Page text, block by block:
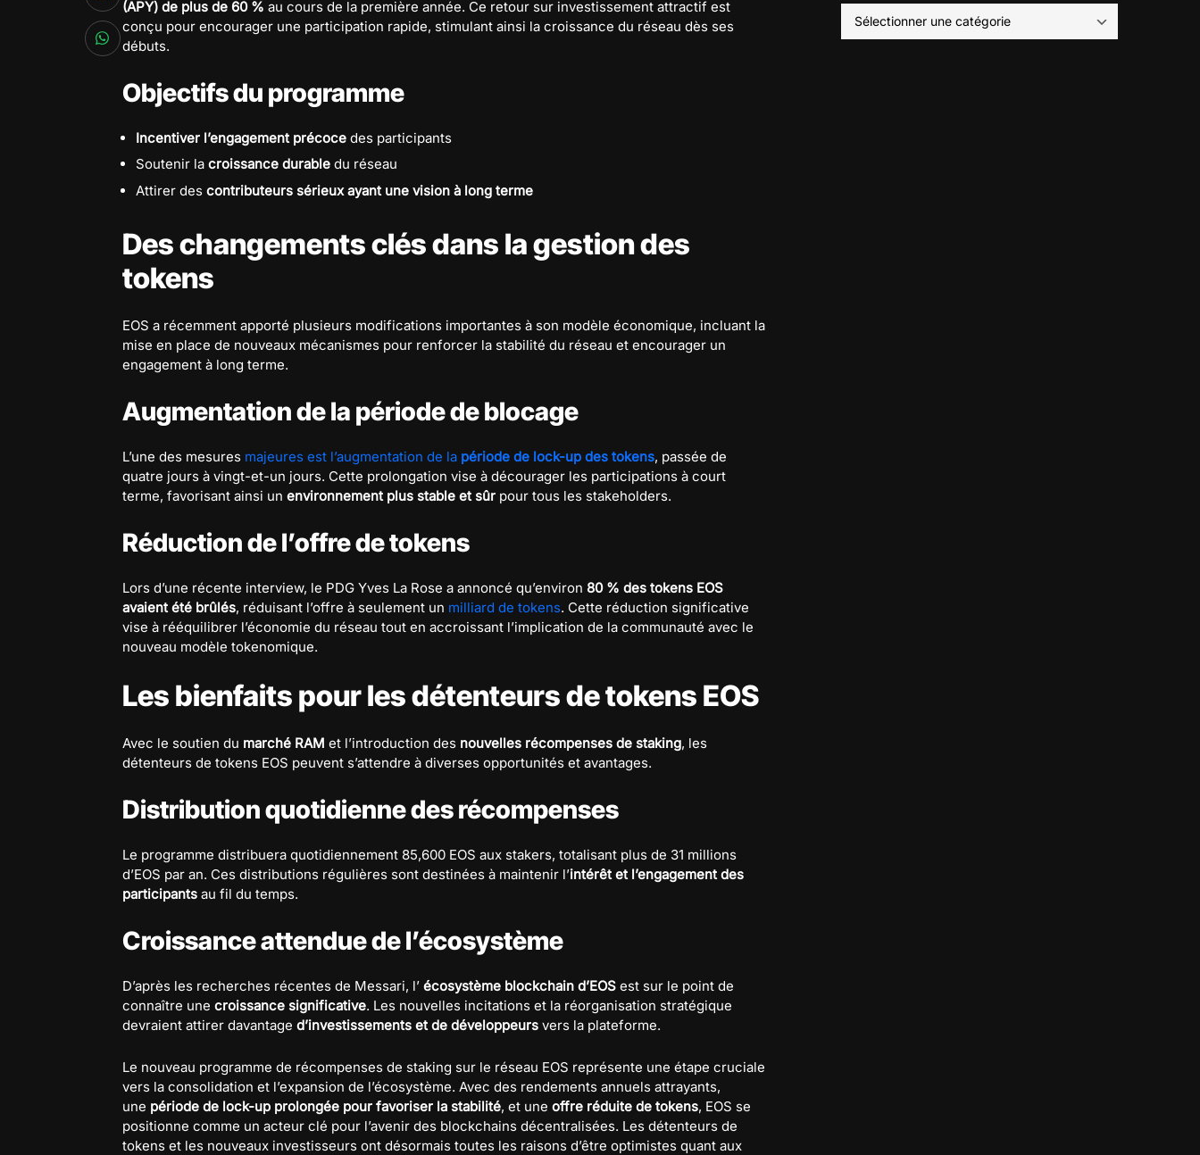
(APY) de plus de 60 % au cours de la première année. Ce retour sur investissement attractif est
conçu pour encourager une participation rapide, stimulant ainsi la croissance du réseau dès ses
débuts.
Objectifs du programme
Incentiver l’engagement précoce des participants
Soutenir la croissance durable du réseau
Attirer des contributeurs sérieux ayant une vision à long terme
Des changements clés dans la gestion des
tokens
EOS a récemment apporté plusieurs modifications importantes à son modèle économique, incluant la
mise en place de nouveaux mécanismes pour renforcer la stabilité du réseau et encourager un
engagement à long terme.
Augmentation de la période de blocage
L’une des mesures majeures est l’augmentation de la période de lock-up des tokens, passée de
quatre jours à vingt-et-un jours. Cette prolongation vise à décourager les participations à court
terme, favorisant ainsi un environnement plus stable et sûr pour tous les stakeholders.
Réduction de l’offre de tokens
Lors d’une récente interview, le PDG Yves La Rose a annoncé qu’environ 80 % des tokens EOS
avaient été brûlés, réduisant l’offre à seulement un milliard de tokens. Cette réduction significative
vise à rééquilibrer l’économie du réseau tout en accroissant l’implication de la communauté avec le
nouveau modèle tokenomique.
Les bienfaits pour les détenteurs de tokens EOS
Avec le soutien du marché RAM et l’introduction des nouvelles récompenses de staking, les
détenteurs de tokens EOS peuvent s’attendre à diverses opportunités et avantages.
Distribution quotidienne des récompenses
Le programme distribuera quotidiennement 85,600 EOS aux stakers, totalisant plus de 31 millions
d’EOS par an. Ces distributions régulières sont destinées à maintenir l’intérêt et l’engagement des
participants au fil du temps.
Croissance attendue de l’écosystème
D’après les recherches récentes de Messari, l’ écosystème blockchain d’EOS est sur le point de
connaître une croissance significative. Les nouvelles incitations et la réorganisation stratégique
devraient attirer davantage d’investissements et de développeurs vers la plateforme.
Le nouveau programme de récompenses de staking sur le réseau EOS représente une étape cruciale
vers la consolidation et l’expansion de l’écosystème. Avec des rendements annuels attrayants,
une période de lock-up prolongée pour favoriser la stabilité, et une offre réduite de tokens, EOS se
positionne comme un acteur clé pour l’avenir des blockchains décentralisées. Les détenteurs de
tokens et les nouveaux investisseurs ont désormais toutes les raisons d’être optimistes quant aux